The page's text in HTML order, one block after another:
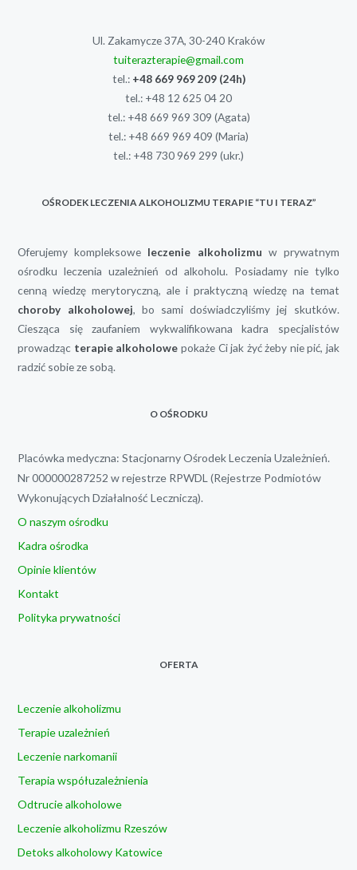
Ul. Zakamycze 37A, 30-240 Kraków
tuiterazterapie@gmail.com
tel.: +48 669 969 209(24h)
tel.: +48 12 625 04 20
tel.: +48 669 969 309 (Agata)
tel.: +48 669 969 409 (Maria)
tel.: +48 730 969 299 (ukr.)
OŚRODEK LECZENIA ALKOHOLIZMU TERAPIE “TU I TERAZ”
Oferujemy kompleksowe leczenie alkoholizmu w prywatnym
ośrodku leczenia uzależnień od alkoholu. Posiadamy nie tylko
cenną wiedzę merytoryczną, ale i praktyczną wiedzę na temat
choroby alkoholowej, bo sami doświadczyliśmy jej skutków.
Ciesząca się zaufaniem wykwalifikowana kadra specjalistów
prowadząc terapie alkoholowe pokaże Ci jak żyć żeby nie pić, jak
radzić sobie ze sobą.
O OŚRODKU
Placówka medyczna: Stacjonarny Ośrodek Leczenia Uzależnień.
Nr 000000287252 w rejestrze RPWDL (Rejestrze Podmiotów
Wykonujących Działalność Leczniczą).
O naszym ośrodku
Kadra ośrodka
Opinie klientów
Kontakt
Polityka prywatności
OFERTA
Leczenie alkoholizmu
Terapie uzależnień
Leczenie narkomanii
Terapia współuzależnienia
Odtrucie alkoholowe
Leczenie alkoholizmu Rzeszów
Detoks alkoholowy Katowice